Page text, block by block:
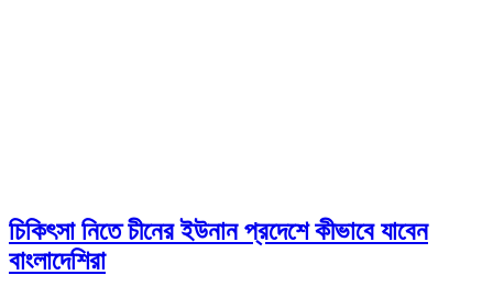
চিকিৎসা নিতে চীনের ইউনান প্রদেশে কীভাবে যাবেন
বাংলাদেশিরা